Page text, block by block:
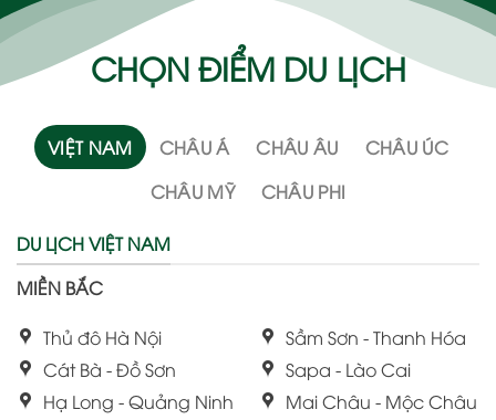
CHỌN ĐIỂM DU LỊCH
VIỆT NAM CHÂU Á CHÂU ÂU
CHÂU ÚC
CHÂU MỸ
CHÂU PHI
DU LỊCH VIỆT NAM
MIỀN BẮC
Thủ đô Hà Nội
Cát Bà - Đồ Sơn
Hạ Long - Quảng Ninh
Sầm Sơn - Thanh Hóa
Sapa - Lào Cai
Mai Châu - Mộc Châu